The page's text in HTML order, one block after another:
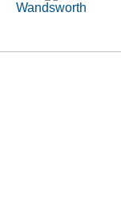
Wandsworth